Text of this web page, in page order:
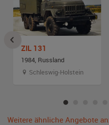
ZIL 131
1984, Russland
Schleswig-Holstein
Weitere ähnliche Angebote